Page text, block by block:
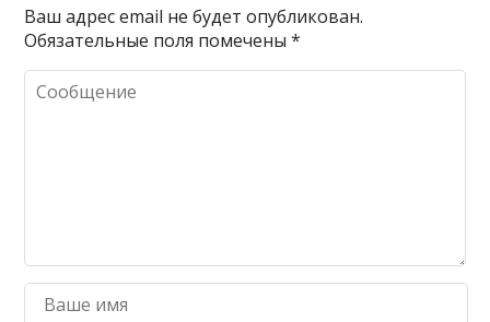
Ваш адрес email не будет опубликован.
Обязательные поля помечены*